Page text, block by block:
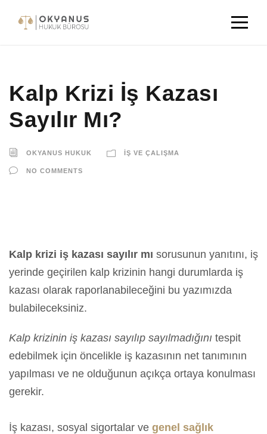
Kalp Krizi İş Kazası
Sayılır Mı?
OKYANUS HUKUK İŞ VE ÇALIŞMA
NO COMMENTS
Kalp krizi iş kazası sayılır mı sorusunun yanıtını, iş
yerinde geçirilen kalp krizinin hangi durumlarda iş
kazası olarak raporlanabileceğini bu yazımızda
bulabileceksiniz.
Kalp krizinin iş kazası sayılıp sayılmadığını tespit
edebilmek için öncelikle iş kazasının net tanımının
yapılması ve ne olduğunun açıkça ortaya konulması
gerekir.
İş kazası, sosyal sigortalar ve genel sağlık